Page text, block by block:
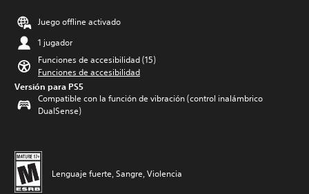
Juego offline activado
1 jugador
Funciones de accesibilidad (15)
Funciones de accesibilidad
Versión para PS5
Compatible con la función de vibración (control inalámbrico
DualSense)
Lenguaje fuerte, Sangre, Violencia